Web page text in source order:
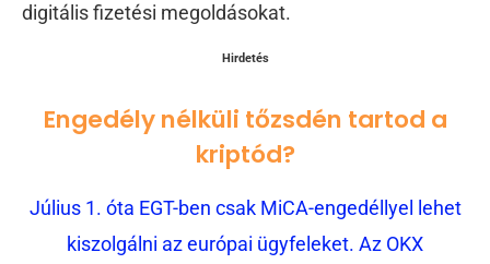
digitális fizetési megoldásokat.
Hirdetés
Engedély nélküli tőzsdén tartod a
kriptód?
Július 1. óta EGT-ben csak MiCA-engedéllyel lehet
kiszolgálni az európai ügyfeleket. Az OKX